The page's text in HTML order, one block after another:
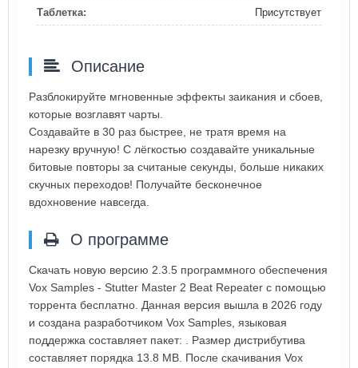
Таблетка: Присутствует
Описание
Разблокируйте мгновенные эффекты заикания и сбоев,
которые возглавят чарты.
Создавайте в 30 раз быстрее, не тратя время на
нарезку вручную! С лёгкостью создавайте уникальные
битовые повторы за считаные секунды, больше никаких
скучных переходов! Получайте бесконечное
вдохновение навсегда.
О программе
Скачать новую версию 2.3.5 программного обеспечения
Vox Samples - Stutter Master 2 Beat Repeater с помощью
торрента бесплатно. Данная версия вышла в 2026 году
и создана разработчиком Vox Samples, языковая
поддержка составляет пакет: . Размер дистрибутива
составляет порядка 13.8 MB. После скачивания Vox